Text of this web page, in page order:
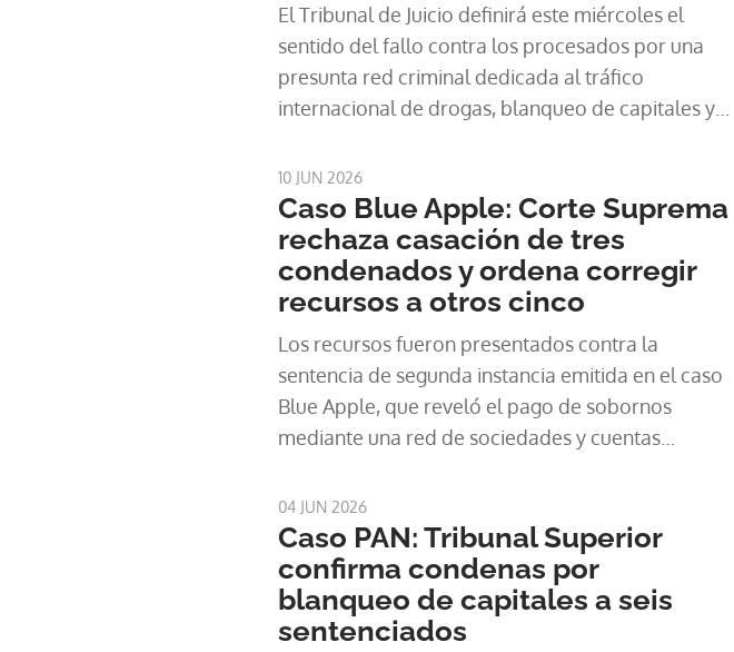
El Tribunal de Juicio definirá este miércoles el
sentido del fallo contra los procesados por una
presunta red criminal dedicada al tráfico
internacional de drogas, blanqueo de capitales y
Aeropuerto Intern
10 JUN 2026
Caso Blue Apple: Corte Suprema
rechaza casación de tres
condenados y ordena corregir
recursos a otros cinco
Los recursos fueron presentados contra la
sentencia de segunda instancia emitida en el caso
Blue Apple, que reveló el pago de sobornos
mediante una red de sociedades y cuentas
infraestructura pública dur
04 JUN 2026
Caso PAN: Tribunal Superior
confirma condenas por
blanqueo de capitales a seis
sentenciados